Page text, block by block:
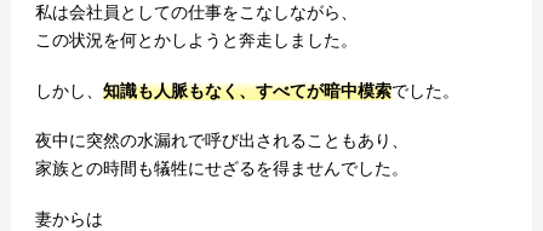
私は会社員としての仕事をこなしながら、
この状況を何とかしようと奔走しました。
しかし、 知識も人脈もなく、すべてが暗中模索でした。
夜中に突然の水漏れで呼び出されることもあり、
家族との時間も犠牲にせざるを得ませんでした。
妻からは